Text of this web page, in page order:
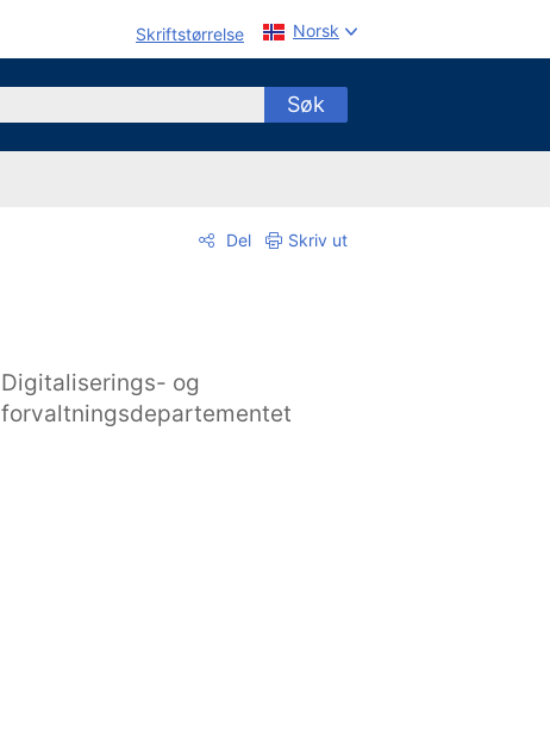
Skriftstørrelse Norsk
Søk
Del Skriv ut
Digitaliserings- og
forvaltningsdepartementet